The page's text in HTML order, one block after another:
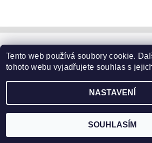
2026 ©CS NEOLT, spol. s r. o., všechna
Tento web používá soubory cookie.
tohoto webu vyjadřujete souhlas s
NASTAVENÍ
SOUHLASÍM